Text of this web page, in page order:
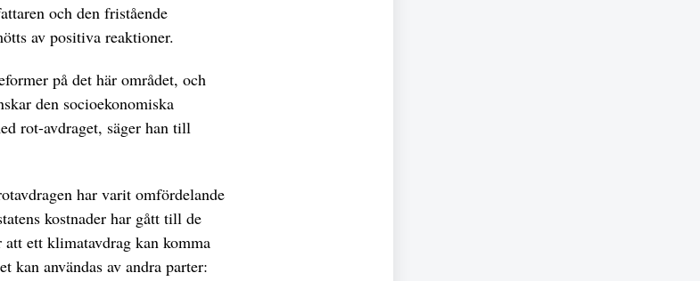
och den fristående
av positiva reaktioner.
på det här området, och
den socioekonomiska
rot-avdraget, säger han till
har varit omfördelande
kostnader har gått till de
ett klimatavdrag kan komma
kan användas av andra parter: